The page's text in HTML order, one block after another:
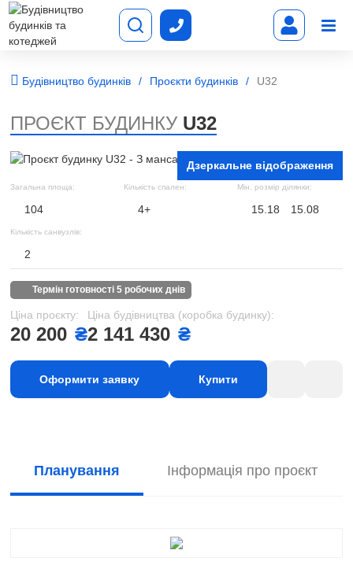
Будівництво будинків Проєкти будинків U32
ПРОЄКТ БУДИНКУ U32
Дзеркальне відображення
Загальна площа:
104
Кількість спален:
4+
Мін. розмір ділянки:
15.18 15.08
Кількість санвузлів:
2
термін готовності 5 робочих днів
Ціна проєкту:
20 200 ₴
Ціна будівництва (коробка будинку):
2 141 430 ₴
Оформити заявку Купити
Планування Інформація про проєкт